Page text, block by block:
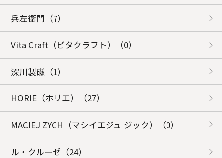
兵左衛門 （7）
Vita Craft（ビタクラフト） （0）
深川製磁 （1）
HORIE（ホリエ） （27）
MACIEJ ZYCH（マシイエジュ ジック） （0）
ル・クルーゼ （24）